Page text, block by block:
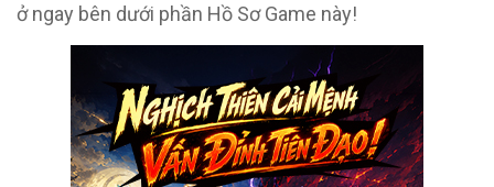
ở ngay bên dưới phần Hồ Sơ Game này!